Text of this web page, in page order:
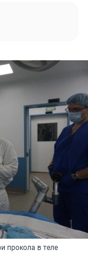
прокола в теле